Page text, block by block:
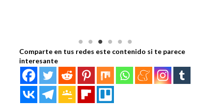
Comparte en tus redes este contenido si te parece
interesante